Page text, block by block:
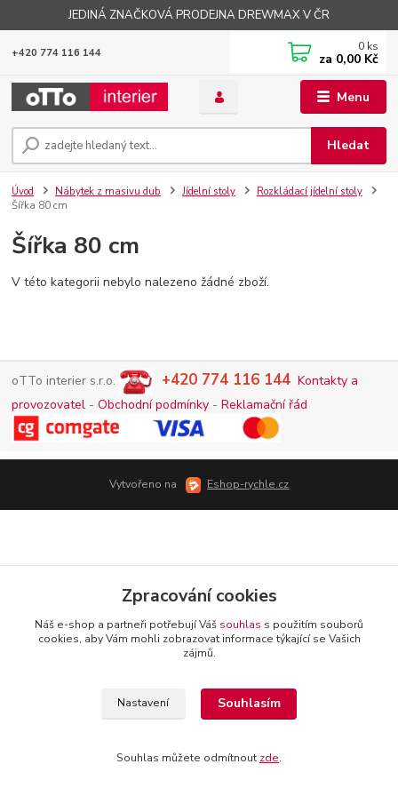
JEDINÁ ZNAČKOVÁ PRODEJNA DREWMAX V ČR
Menu
Hledat
+420 774 116 144 0 ks
za 0,00 Kč
Úvod Nábytek z masivu dub Jídelní stoly
Rozkládací jídelní stoly
Šířka 80 cm
Šířka 80 cm
V této kategorii nebylo nalezeno žádné zboží.
oTTo interier s.r.o. +420 774 116 144 Kontakty a
provozovatel -Obchodní podmínky -Reklamační řád
Vytvořeno na Eshop-rychle.cz
Zpracování cookies
Náš e-shop a partneři potřebují Váš souhlas s použitím souborů
cookies, aby Vám mohli zobrazovat informace týkající se Vašich
zájmů.
Nastavení Souhlasím
Souhlas můžete odmítnout zde.